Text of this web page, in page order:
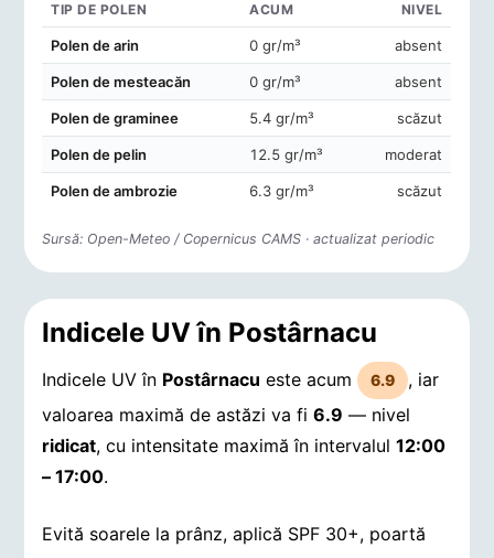
Concentrații de polen în aerul din Postârnacu
TIP DE POLEN ACUM NIVEL
Polen de arin 0 gr/m³ absent
Polen de mesteacăn 0 gr/m³ absent
Polen de graminee 5.4 gr/m³ scăzut
Polen de pelin 12.5 gr/m³ moderat
Polen de ambrozie 6.3 gr/m³ scăzut
Sursă: Open-Meteo / Copernicus CAMS · actualizat periodic
Indicele UV în Postârnacu
Indicele UV în Postârnacu este acum 6.9
, iar
valoarea maximă de astăzi va fi6.9 — nivel
ridicat, cu intensitate maximă în intervalul12:00
– 17:00.
Evită soarele la prânz, aplică SPF 30+, poartă